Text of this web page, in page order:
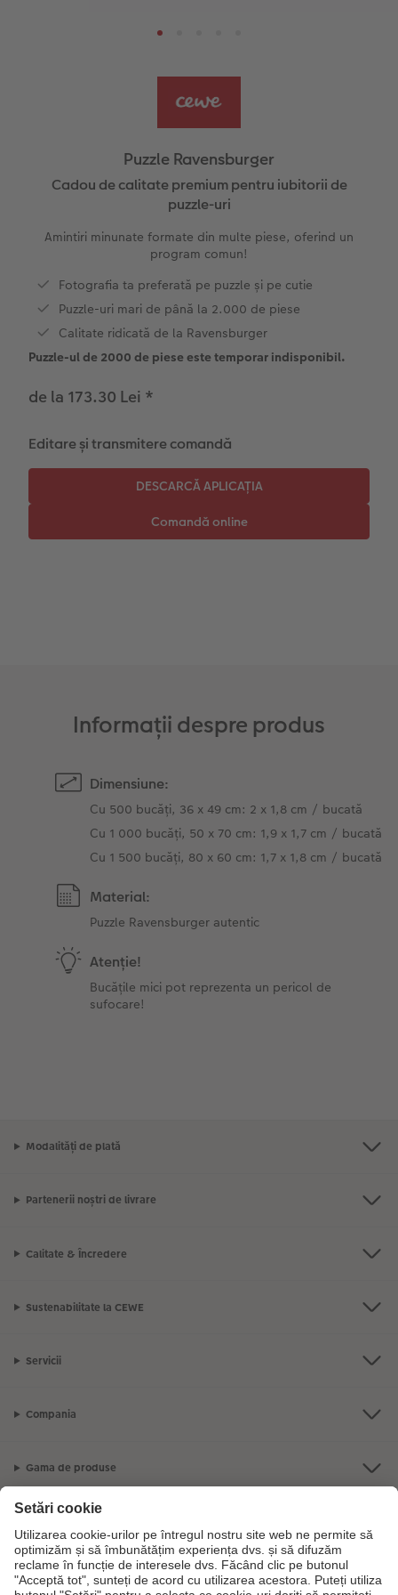
Exemplele clienților
CEWE FOTOCARTE Kids
CEWE FOTOCARTE Art Collection
Nature Prints
Poster Premium
Art Prints
Cutii cu fotografii
Set fotografii
Fotosticker
Instant Foto
Sticker instant
Fotografie Aludibond
Fotografie pe Forex
Panou de întâmpinare nuntă
Hexxas
Fotografie pe lemn
Decorațiuni de perete din mai multe părți
Colaje foto
Bandă foto
Fotografii retro XXL
Rechizite școlare și de birou
Cutii de cadou
Art Prints
Calendare foto
CEWE FOTOCARTE Kids
Povești CEWE
Idei de cadouri pentru cei dragi
Interviuri
Nuntă
Absolvire
Puzzle Ravensburger
Cadou de calitate premium pentru iubitorii de
puzzle-uri
Amintiri minunate formate din multe piese, oferind un
program comun!
Fotografia ta preferată pe puzzle și pe cutie
Puzzle-uri mari de până la 2.000 de piese
Calitate ridicată de la Ravensburger
Puzzle-ul de 2000 de piese este temporar indisponibil.
de la 173.30 Lei *
Editare și transmitere comandă
Informații despre produs
Dimensiune:
Cu 500 bucăți, 36 x 49 cm: 2 x 1,8 cm / bucată
Cu 1 000 bucăți, 50 x 70 cm: 1,9 x 1,7 cm / bucată
Cu 1 500 bucăți, 80 x 60 cm: 1,7 x 1,8 cm / bucată
Material:
Puzzle Ravensburger autentic
Atenţie!
Bucățile mici pot reprezenta un pericol de
sufocare!
Modalități de plată
Partenerii noștri de livrare
Calitate & Încredere
Sustenabilitate la CEWE
Servicii
Compania
Gama de produse